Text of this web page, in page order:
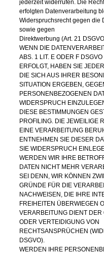
jederzeit widerrufen. Die
erfolgten Datenverarbeitung
Widerspruchsrecht gegen die
sowie gegen
Direktwerbung (Art. 21
WENN DIE
ABS. 1 LIT. E ODER F DSGVO
ERFOLGT, HABEN SIE
DIE SICH AUS IHRER
SITUATION ERGEBEN,
PERSONENBEZOGENEN
WIDERSPRUCH
DIESE BESTIMMUNGEN
PROFILING. DIE JEWEILIGE
EINE VERARBEITUNG
ENTNEHMEN SIE DIESER
SIE WIDERSPRUCH
WERDEN WIR IHRE
DATEN NICHT MEHR
SEI DENN, WIR KÖNNEN
GRÜNDE FÜR DIE
NACHWEISEN, DIE IHRE
FREIHEITEN ÜBERWIEGEN
VERARBEITUNG DIENT
ODER VERTEIDIGUNG VON
RECHTSANSPRÜCHEN
DSGVO).
WERDEN IHRE